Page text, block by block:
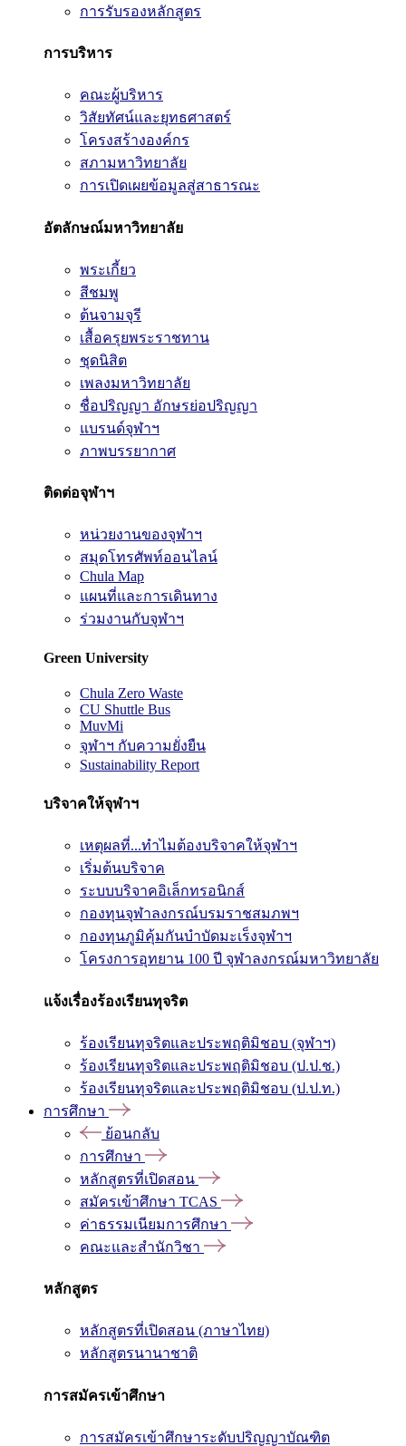
การรับรองหลักสูตร
การบริหาร
คณะผู้บริหาร
วิสัยทัศน์และยุทธศาสตร์
โครงสร้างองค์กร
สภามหาวิทยาลัย
การเปิดเผยข้อมูลสู่สาธารณะ
อัตลักษณ์มหาวิทยาลัย
พระเกี้ยว
สีชมพู
ต้นจามจุรี
เสื้อครุยพระราชทาน
ชุดนิสิต
เพลงมหาวิทยาลัย
ชื่อปริญญา อักษรย่อปริญญา
แบรนด์จุฬาฯ
ภาพบรรยากาศ
ติดต่อจุฬาฯ
หน่วยงานของจุฬาฯ
สมุดโทรศัพท์ออนไลน์
Chula Map
แผนที่และการเดินทาง
ร่วมงานกับจุฬาฯ
Green University
Chula Zero Waste
CU Shuttle Bus
MuvMi
จุฬาฯ กับความยั่งยืน
Sustainability Report
บริจาคให้จุฬาฯ
เหตุผลที่...ทำไมต้องบริจาคให้จุฬาฯ
เริ่มต้นบริจาค
ระบบบริจาคอิเล็กทรอนิกส์
กองทุนจุฬาลงกรณ์บรมราชสมภพฯ
กองทุนภูมิคุ้มกันบำบัดมะเร็งจุฬาฯ
โครงการอุทยาน 100 ปี จุฬาลงกรณ์มหาวิทยาลัย
แจ้งเรื่องร้องเรียนทุจริต
ร้องเรียนทุจริตและประพฤติมิชอบ (จุฬาฯ)
ร้องเรียนทุจริตและประพฤติมิชอบ (ป.ป.ช.)
ร้องเรียนทุจริตและประพฤติมิชอบ (ป.ป.ท.)
การศึกษา
ย้อนกลับ
การศึกษา
หลักสูตรที่เปิดสอน
สมัครเข้าศึกษา TCAS
ค่าธรรมเนียมการศึกษา
คณะและสำนักวิชา
หลักสูตร
หลักสูตรที่เปิดสอน (ภาษาไทย)
หลักสูตรนานาชาติ
การสมัครเข้าศึกษา
การสมัครเข้าศึกษาระดับปริญญาบัณฑิต